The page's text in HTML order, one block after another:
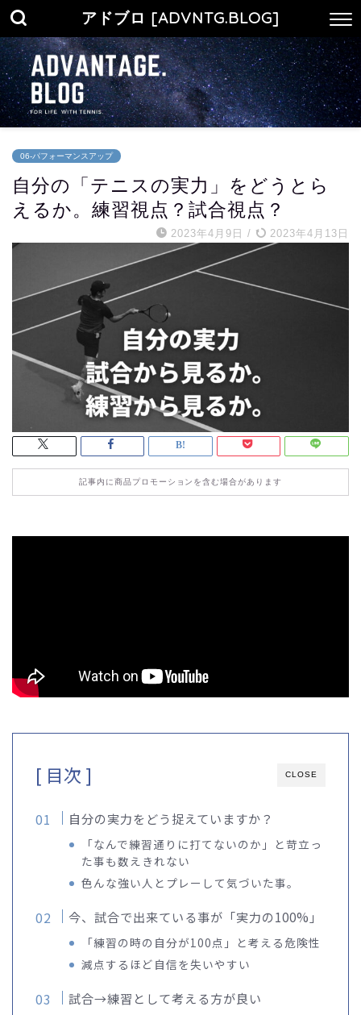
アドブロ [ADVNTG.BLOG]
06-パフォーマンスアップ
自分の「テニスの実力」をどうとら
えるか。練習視点？試合視点？
2023年4月9日 / 2023年4月13日
記事内に商品プロモーションを含む場合があります
CLOSE
[ 目次 ]
自分の実力をどう捉えていますか？
「なんで練習通りに打てないのか」と苛立っ
た事も数えきれない
色んな強い人とプレーして気づいた事。
今、試合で出来ている事が「実力の100%」
「練習の時の自分が100点」と考える危険性
減点するほど自信を失いやすい
試合→練習として考える方が良い